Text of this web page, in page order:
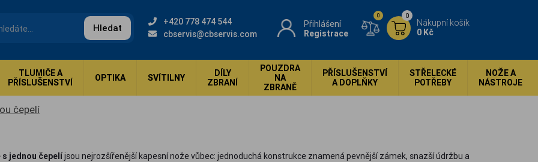
Hledat
+420 778 474 544
cbservis@cbservis.com
Přihlášení
Registrace
0
Nákupní košík
0 Kč
0
TLUMIČE A
PŘÍSLUŠENSTVÍ
OPTIKA SVÍTILNY
DÍLY
ZBRANÍ
POUZDRA
NA
ZBRANĚ
PŘÍSLUŠENSTVÍ
A DOPLŇKY
STŘELECKÉ
POTŘEBY
NOŽE A
NÁSTROJE
čepelí
jednou čepelíjsou nejrozšířenější kapesní nože vůbec: jednoduchá konstrukce znamená pevnější zámek, snazší údržbu a